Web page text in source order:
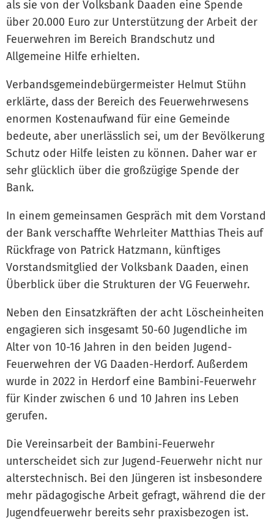
als sie von der Volksbank Daaden eine Spende
über 20.000 Euro zur Unterstützung der Arbeit der
Feuerwehren im Bereich Brandschutz und
Allgemeine Hilfe erhielten.
Verbandsgemeindebürgermeister Helmut Stühn
erklärte, dass der Bereich des Feuerwehrwesens
enormen Kostenaufwand für eine Gemeinde
bedeute, aber unerlässlich sei, um der Bevölkerung
Schutz oder Hilfe leisten zu können. Daher war er
sehr glücklich über die großzügige Spende der
Bank.
In einem gemeinsamen Gespräch mit dem Vorstand
der Bank verschaffte Wehrleiter Matthias Theis auf
Rückfrage von Patrick Hatzmann, künftiges
Vorstandsmitglied der Volksbank Daaden, einen
Überblick über die Strukturen der VG Feuerwehr.
Neben den Einsatzkräften der acht Löscheinheiten
engagieren sich insgesamt 50-60 Jugendliche im
Alter von 10-16 Jahren in den beiden Jugend-
Feuerwehren der VG Daaden-Herdorf. Außerdem
wurde in 2022 in Herdorf eine Bambini-Feuerwehr
für Kinder zwischen 6 und 10 Jahren ins Leben
gerufen.
Die Vereinsarbeit der Bambini-Feuerwehr
unterscheidet sich zur Jugend-Feuerwehr nicht nur
alterstechnisch. Bei den Jüngeren ist insbesondere
mehr pädagogische Arbeit gefragt, während die der
Jugendfeuerwehr bereits sehr praxisbezogen ist.